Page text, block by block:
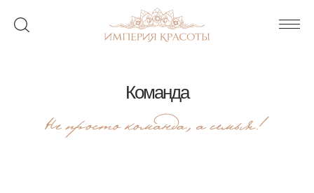
Команда